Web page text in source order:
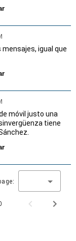
igual que
móvil justo una
tiene